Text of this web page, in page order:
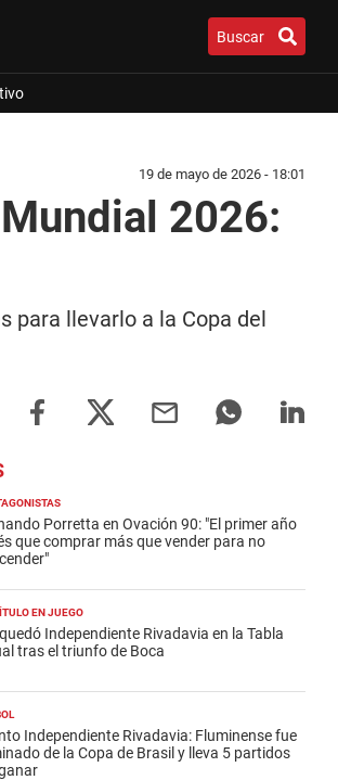
Buscar
19 de mayo de 2026 - 18:01
2026:
para llevarlo a la Copa del
Porretta en Ovación 90: "El primer año
que comprar más que vender para no
EN JUEGO
Independiente Rivadavia en la Tabla
tras el triunfo de Boca
Independiente Rivadavia: Fluminense fue
de la Copa de Brasil y lleva 5 partidos